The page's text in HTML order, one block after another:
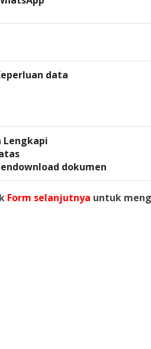
data
Lengkapi
dokumen
Form selanjutnya untuk